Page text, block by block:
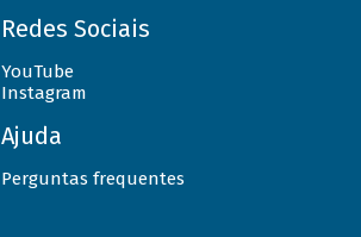
Redes Sociais
YouTube
Instagram
Ajuda
Perguntas frequentes